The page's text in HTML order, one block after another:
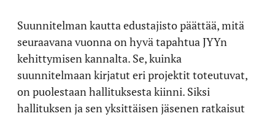
Suunnitelman kautta edustajisto päättää, mitä
seuraavana vuonna on hyvä tapahtua JYYn
kehittymisen kannalta. Se, kuinka
suunnitelmaan kirjatut eri projektit toteutuvat,
on puolestaan hallituksesta kiinni. Siksi
hallituksen ja sen yksittäisen jäsenen ratkaisut